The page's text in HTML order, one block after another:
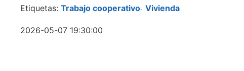
Etiquetas: Trabajo cooperativo- Vivienda
2026-05-07 19:30:00